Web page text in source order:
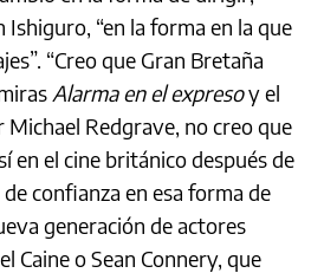
“en la forma en la que
“Creo que Gran Bretaña
Alarma en el expresoy el
Redgrave, no creo que
en el cine británico después de
confianza en esa forma de
generación de actores
Caine o Sean Connery, que